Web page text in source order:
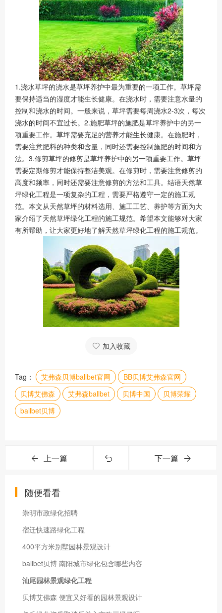
1.浇水草坪的浇水是草坪养护中最为重要的一项工作。草坪需
要保持适当的湿度才能生长健康。在浇水时，需要注意水量的
控制和浇水的时间。一般来说，草坪需要每周浇水2-3次，每次
浇水的时间不宜过长。2.施肥草坪的施肥是草坪养护中的另一
项重要工作。草坪需要充足的营养才能生长健康。在施肥时，
需要注意肥料的种类和含量，同时还需要控制施肥的时间和方
法。3.修剪草坪的修剪是草坪养护中的另一项重要工作。草坪
需要定期修剪才能保持整洁美观。在修剪时，需要注意修剪的
高度和频率，同时还需要注意修剪的方法和工具。结语天然草
坪绿化工程是一项复杂的工程，需要严格遵守一定的施工规
范。本文从天然草坪的材料选用、施工工艺、养护等方面为大
家介绍了天然草坪绿化工程的施工规范。希望本文能够对大家
有所帮助，让大家更好地了解天然草坪绿化工程的施工规范。
加入收藏
Tag： 艾弗森贝博ballbet官网
BB贝博艾弗森官网
贝博艾佛森
艾弗森ballbet 贝博中国
贝博荣耀
ballbet贝博
上一篇 下一篇
随便看看
崇明市政绿化招聘
宿迁快速路绿化工程
400平方米别墅园林景观设计
ballbet贝博 南阳城市绿化包含哪些内容
汕尾园林景观绿化工程
贝博艾佛森 便宜又好看的园林景观设计